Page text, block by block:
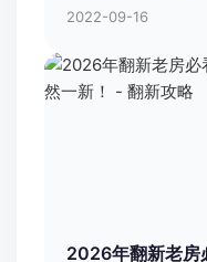
2022-09-16
2026年翻新老房